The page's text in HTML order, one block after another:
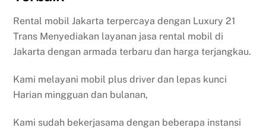
Rental mobil Jakarta terpercaya dengan Luxury 21
Trans Menyediakan layanan jasa rental mobil di
Jakarta dengan armada terbaru dan harga terjangkau.
Kami melayani mobil plus driver dan lepas kunci
Harian mingguan dan bulanan,
Kami sudah bekerjasama dengan beberapa instansi